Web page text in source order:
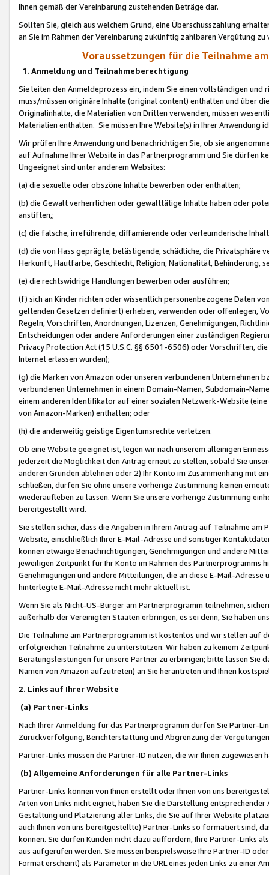
Ihnen gemäß der Vereinbarung zustehenden Beträge dar.
Sollten Sie, gleich aus welchem Grund, eine Überschusszahlung
an Sie im Rahmen der Vereinbarung zukünftig zahlbaren Vergütung zu
Voraussetzungen für die Teilnahme
1. Anmeldung und Teilnahmeberechtigung
Sie leiten den Anmeldeprozess ein, indem Sie einen vollständigen
muss/müssen originäre Inhalte (original content) enthalten und über
Originalinhalte, die Materialien von Dritten verwenden, müssen
Materialien enthalten. Sie müssen Ihre Website(s) in Ihrer Anwendung
Wir prüfen Ihre Anwendung und benachrichtigen Sie, ob sie
auf Aufnahme Ihrer Website in das Partnerprogramm und Sie dürfen
Ungeeignet sind unter anderem Websites:
(a) die sexuelle oder obszöne Inhalte bewerben oder enthalten;
(b) die Gewalt verherrlichen oder gewalttätige Inhalte haben oder
anstiften,;
(c) die falsche, irreführende, diffamierende oder verleumderische
(d) die von Hass geprägte, belästigende, schädliche, die Privatsphäre
Herkunft, Hautfarbe, Geschlecht, Religion, Nationalität, Behinderung,
(e) die rechtswidrige Handlungen bewerben oder ausführen;
(f) sich an Kinder richten oder wissentlich personenbezogene Daten
geltenden Gesetzen definiert) erheben, verwenden oder offenlegen,
Regeln, Vorschriften, Anordnungen, Lizenzen, Genehmigungen,
Entscheidungen oder andere Anforderungen einer zuständigen
Privacy Protection Act (15 U.S.C. §§ 6501-6506) oder Vorschriften,
Internet erlassen wurden);
(g) die Marken von Amazon oder unseren verbundenen Unternehmen
verbundenen Unternehmen in einem Domain-Namen, Subdomain-
einem anderen Identifikator auf einer sozialen Netzwerk-Website
von Amazon-Marken) enthalten; oder
(h) die anderweitig geistige Eigentumsrechte verletzen.
Ob eine Website geeignet ist, legen wir nach unserem alleinigen
jederzeit die Möglichkeit den Antrag erneut zu stellen, sobald Sie
anderen Gründen ablehnen oder 2) Ihr Konto im Zusammenhang mit
schließen, dürfen Sie ohne unsere vorherige Zustimmung keinen
wiederaufleben zu lassen. Wenn Sie unsere vorherige Zustimmung
bereitgestellt wird.
Sie stellen sicher, dass die Angaben in Ihrem Antrag auf Teilnahme
Website, einschließlich Ihrer E-Mail-Adresse und sonstiger
können etwaige Benachrichtigungen, Genehmigungen und andere
jeweiligen Zeitpunkt für Ihr Konto im Rahmen des Partnerprogramms
Genehmigungen und andere Mitteilungen, die an diese E-Mail-
hinterlegte E-Mail-Adresse nicht mehr aktuell ist.
Wenn Sie als Nicht-US-Bürger am Partnerprogramm teilnehmen,
außerhalb der Vereinigten Staaten erbringen, es sei denn, Sie haben
Die Teilnahme am Partnerprogramm ist kostenlos und wir stellen auf
erfolgreichen Teilnahme zu unterstützen. Wir haben zu keinem
Beratungsleistungen für unsere Partner zu erbringen; bitte lassen Sie
Namen von Amazon aufzutreten) an Sie herantreten und Ihnen
2. Links auf Ihrer Website
(a) Partner-Links
Nach Ihrer Anmeldung für das Partnerprogramm dürfen Sie Partner-
Zurückverfolgung, Berichterstattung und Abgrenzung der
Partner-Links müssen die Partner-ID nutzen, die wir Ihnen zugewiesen
(b) Allgemeine Anforderungen für alle Partner-Links
Partner-Links können von Ihnen erstellt oder Ihnen von uns
Arten von Links nicht eignet, haben Sie die Darstellung
Gestaltung und Platzierung aller Links, die Sie auf Ihrer Website
auch Ihnen von uns bereitgestellte) Partner-Links so formatiert sind,
können. Sie dürfen Kunden nicht dazu auffordern, Ihre Partner-Links
aus aufgerufen werden. Sie müssen beispielsweise Ihre Partner-ID
Format erscheint) als Parameter in die URL eines jeden Links zu einer